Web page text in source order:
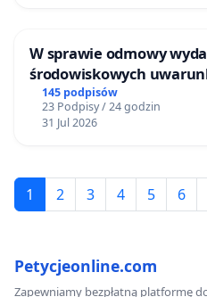
W sprawie odmowy
środowiskowych
zakładu wytwarzania
Ostrowiu Południowym
mieszkańców i Puszczy
145 podpisów
23 Podpisy / 24 godzin
31 Jul 2026
1 2 3 4 5 6
Petycjeonline.com
Zapewniamy bezpłatną platformę